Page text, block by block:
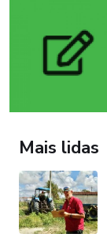
Mais lidas